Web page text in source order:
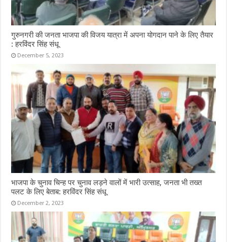
गुरुनगरी की जनता भाजपा की विजय यात्रा में अपना योगदान पाने के लिए तैयार
: हरविंदर सिंह संधू
December 5, 2023
भाजपा के चुनाव चिन्ह पर चुनाव लड़ने वालों में भारी उत्साह, जनता भी तख्त
पलट के लिए बेताब: हरविंदर सिंह संधू
December 2, 2023